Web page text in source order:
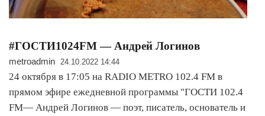
#ГОСТИ1024FM — Андрей Логинов
metroadmin 24.10.2022 14:44
24 октября в 17:05 на RADIO METRO 102.4 FM в
прямом эфире ежедневной программы "ГОСТИ 102.4
FM— Андрей Логинов — поэт, писатель, основатель и